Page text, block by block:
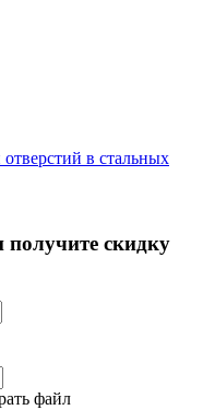
в стальных
скидку
файл